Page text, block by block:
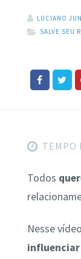
LUCIANO
SALVE SEU
TEMPO
Todos
Nesse
influenciar